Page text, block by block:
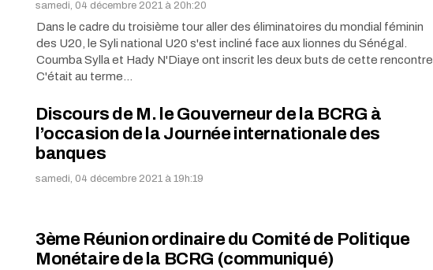
samedi, 04 décembre 2021 à 20h:20
Dans le cadre du troisième tour aller des éliminatoires du mondial féminin
des U20, le Syli national U20 s'est incliné face aux lionnes du Sénégal.
Coumba Sylla et Hady N'Diaye ont inscrit les deux buts de cette rencontre.
C'était au terme…
Discours de M. le Gouverneur de la BCRG à
l’occasion de la Journée internationale des
banques
samedi, 04 décembre 2021 à 19h:19
3ème Réunion ordinaire du Comité de Politique
Monétaire de la BCRG (communiqué)